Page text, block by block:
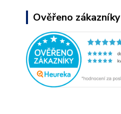
Ověřeno zákazníky